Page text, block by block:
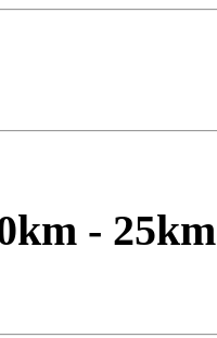
- 25km